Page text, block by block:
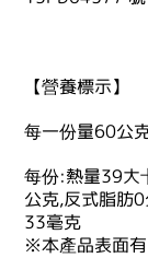
【營養標示】
每一份量60公
每份:熱量39大
公克,反式脂肪
33毫克
※本產品表面